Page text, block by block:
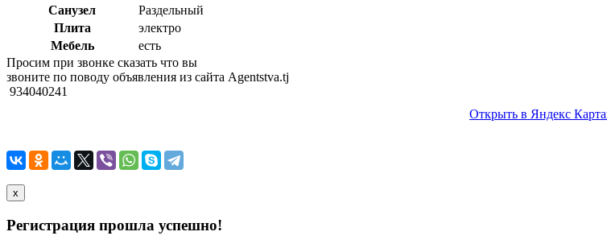
Санузел
Раздельный
Плита
электро
Мебель
есть
Просим при звонке сказать что вы
звоните по поводу объявления из сайта Agentstva.tj
934040241
Открыть в Яндекс
x
Регистрация прошла успешно!